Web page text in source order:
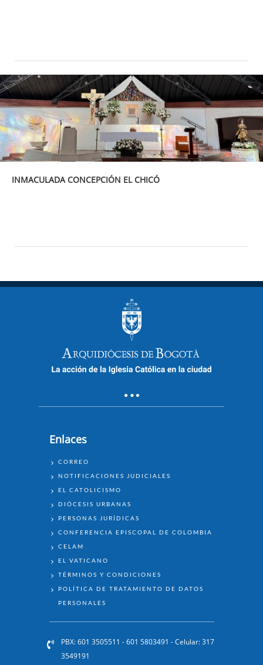
INMACULADA CONCEPCIÓN EL CHICÓ
Enlaces
ENLACES
CORREO
NOTIFICACIONES JUDICIALES
EL CATOLICISMO
DIÓCESIS URBANAS
PERSONAS JURÍDICAS
CONFERENCIA EPISCOPAL DE COLOMBIA
CELAM
EL VATICANO
TÉRMINOS Y CONDICIONES
POLÍTICA DE TRATAMIENTO DE DATOS
PERSONALES
PBX: 601 3505511 - 601 5803491 - Celular: 317
3549191